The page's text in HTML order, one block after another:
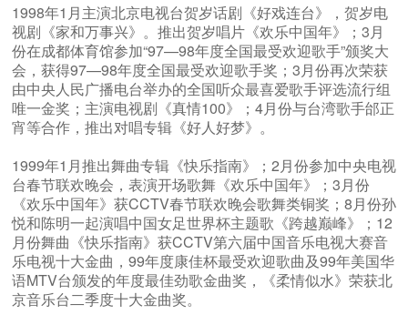
1998年1月主演北京电视台贺岁话剧《好戏连台》，贺岁电
视剧《家和万事兴》。推出贺岁唱片《欢乐中国年》；3月
份在成都体育馆参加“97—98年度全国最受欢迎歌手”颁奖大
会，获得97—98年度全国最受欢迎歌手奖；3月份再次荣获
由中央人民广播电台举办的全国听众最喜爱歌手评选流行组
唯一金奖；主演电视剧《真情100》；4月份与台湾歌手邰正
宵等合作，推出对唱专辑《好人好梦》。
1999年1月推出舞曲专辑《快乐指南》；2月份参加中央电视
台春节联欢晚会，表演开场歌舞《欢乐中国年》；3月份
《欢乐中国年》获CCTV春节联欢晚会歌舞类铜奖；8月份孙
悦和陈明一起演唱中国女足世界杯主题歌《跨越巅峰》；12
月份舞曲《快乐指南》获CCTV第六届中国音乐电视大赛音
乐电视十大金曲，99年度康佳杯最受欢迎歌曲及99年美国华
语MTV台颁发的年度最佳劲歌金曲奖，《柔情似水》荣获北
京音乐台二季度十大金曲奖。